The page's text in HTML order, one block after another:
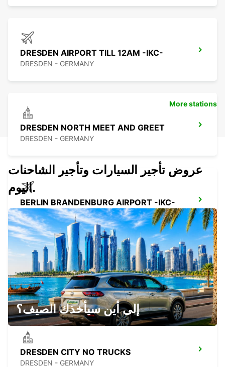
DRESDEN AIRPORT TILL 12AM -IKC-
DRESDEN - GERMANY
DRESDEN NORTH MEET AND GREET
DRESDEN - GERMANY
BERLIN BRANDENBURG AIRPORT -IKC-
BERLIN - GERMANY
DRESDEN VW GLAESERNE RETURN
DRESDEN - GERMANY
DRESDEN CITY NO TRUCKS
DRESDEN - GERMANY
More stations
عروض تأجير السيارات وتأجير الشاحنات
اليوم.
إلى أين سيأخذك الصيف؟